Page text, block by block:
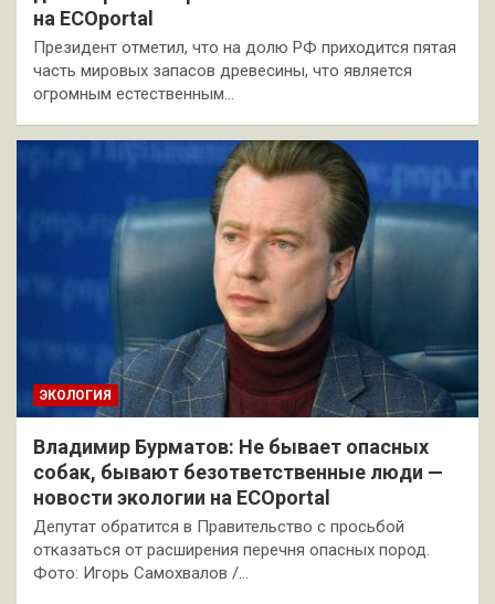
на ECOportal
Президент отметил, что на долю РФ приходится пятая
часть мировых запасов древесины, что является
огромным естественным…
ЭКОЛОГИЯ
Владимир Бурматов: Не бывает опасных
собак, бывают безответственные люди —
новости экологии на ECOportal
Депутат обратится в Правительство с просьбой
отказаться от расширения перечня опасных пород.
Фото: Игорь Самохвалов /…